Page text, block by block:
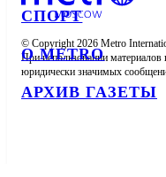
СПОРТ
О METRO
АРХИВ ГАЗЕТЫ
© Copyright 2026 Metro
При использовании материалов
юридически значимых